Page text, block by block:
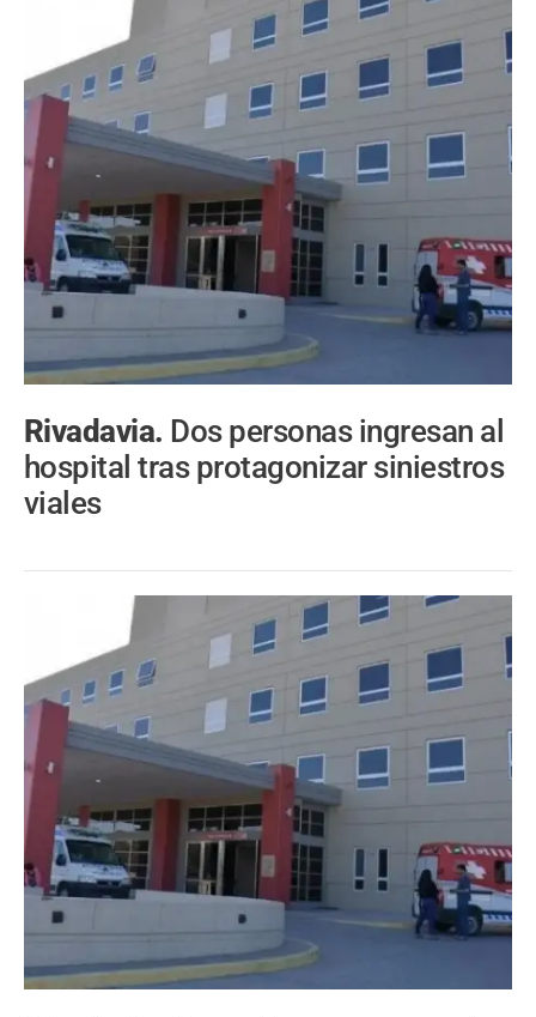
Rivadavia. Dos personas ingresan al
hospital tras protagonizar siniestros
viales